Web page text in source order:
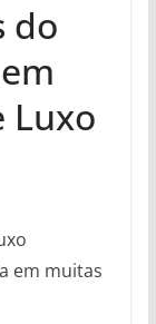
do
Luxo
em muitas